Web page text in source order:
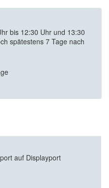
bis 12:30 Uhr und 13:30
spätestens 7 Tage nach
auf Displayport